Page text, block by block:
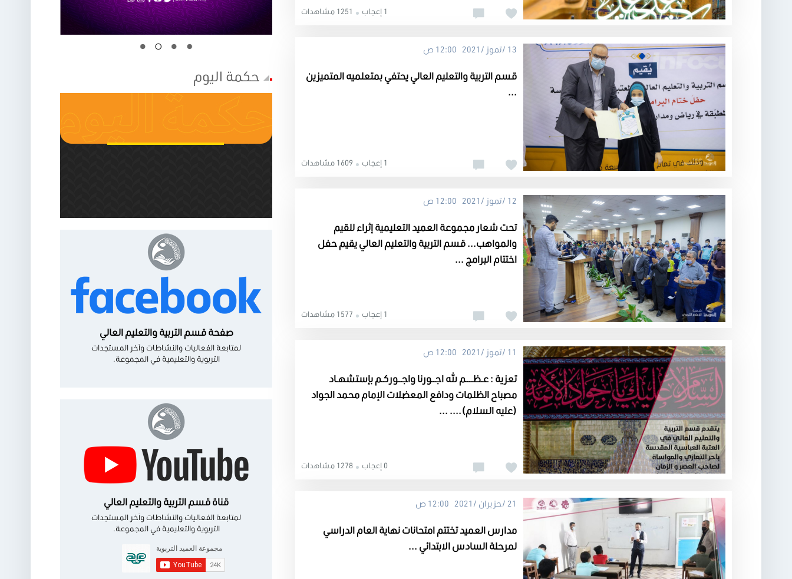
1251 مشاهدات 1 إعجاب
13 /تموز /2021 12:00 ص
قسم التربية والتعليم العالي يحتفي بمتعلميه المتميزين
...
1609 مشاهدات 1 إعجاب
12 /تموز /2021 12:00 ص
تحت شعار مجموعة العميد التعليمية إثراء للقيم
والمواهب... قسم التربية والتعليم العالي يقيم حفل
اختتام البرامج ...
1577 مشاهدات 1 إعجاب
11 /تموز /2021 12:00 ص
تعزية : عـظــــم الله اجــورنا واجــوركـم بإستشهـاد
مصباح الظلمات ودافع المعضلات الإمام محمد الجواد
(عليه السلام).... ...
1278 مشاهدات 0 إعجاب
21 /حزيران /2021 12:00 ص
مدارس العميد تختتم امتحانات نهاية العام الدراسي
لمرحلة السادس الابتدائي ...
حكمة اليوم
صفحة قسم التربية والتعليم العالي
لمتابعة الفعاليات والنشاطات وآخر المستجدات
التربوية والتعليمية في المجموعة.
قناة قسم التربية والتعليم العالي
لمتابعة الفعاليات والنشاطات وآخر المستجدات
التربوية والتعليمية في المجموعة.